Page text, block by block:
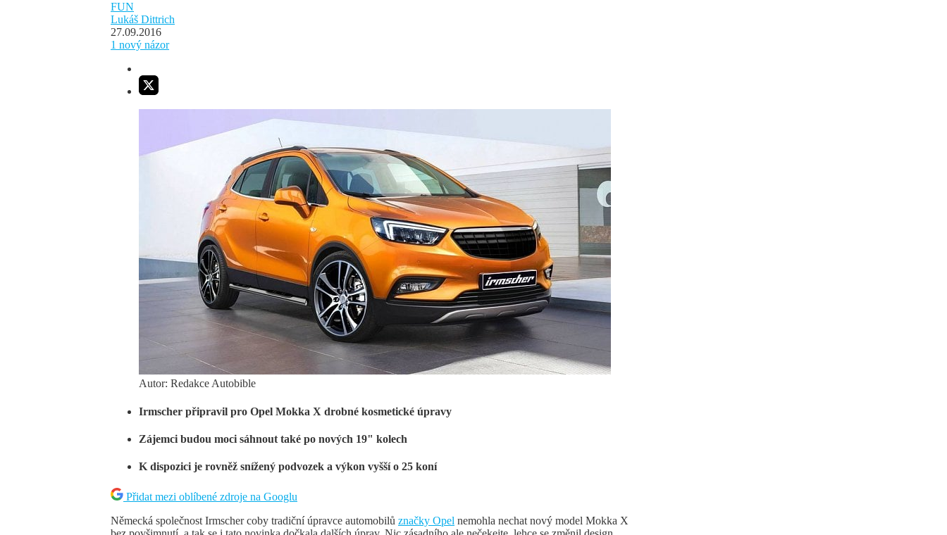
FUN
Lukáš Dittrich
27.09.2016
1 nový názor
Autor: Redakce Autobible
Irmscher připravil pro Opel Mokka X drobné kosmetické úpravy
Zájemci budou moci sáhnout také po nových 19" kolech
K dispozici je rovněž snížený podvozek a výkon vyšší o 25 koní
Přidat mezi oblíbené zdroje na Googlu
Německá společnost Irmscher coby tradiční úpravce automobilů značky Opel nemohla nechat nový model Mokka X